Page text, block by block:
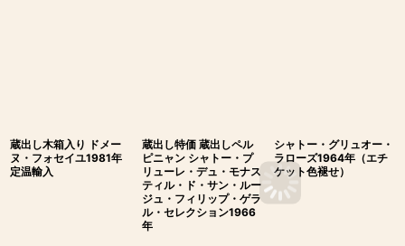
蔵出し木箱入り ドメー
ヌ・フォセイユ1981年
定温輸入
蔵出し特価 蔵出しペル
ピニャン シャトー・プ
リューレ・デュ・モナス
ティル・ド・サン・ルー
ジュ・フィリップ・ゲラ
ル・セレクション1966
年
シャトー・グリュオー・
ラローズ1964年（エチ
ケット色褪せ）